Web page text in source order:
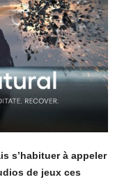
s’habituer à appeler
de jeux ces